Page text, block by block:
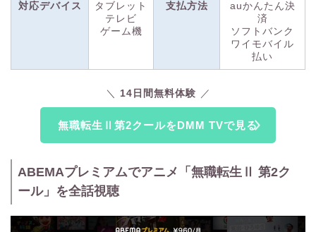
また、DMM TVは14日間無料体験キャンペーンを開催中。さ
らに今なら新規登録で550DMMポイントプレゼント！（※2）
DMMブックスやDMM GAMESなど、各種DMMサービスで利
※1 2023年4月配信開始のアニメ作品
対応デバイス
タブレット
テレビ
ゲーム機
支払方法
auかんたん決
済
ソフトバンク
ワイモバイル
払い
14日間無料体験
無職転生Ⅱ第2クールをDMM TVで見る
ABEMAプレミアムでアニメ「無職転生Ⅱ 第2ク
ール」を全話視聴